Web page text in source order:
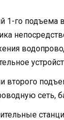
1-го подъема
второго
сеть,